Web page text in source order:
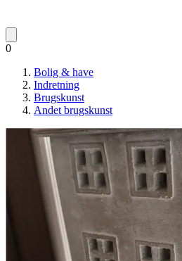
0
Bolig & have
Indretning
Brugskunst
Andet brugskunst